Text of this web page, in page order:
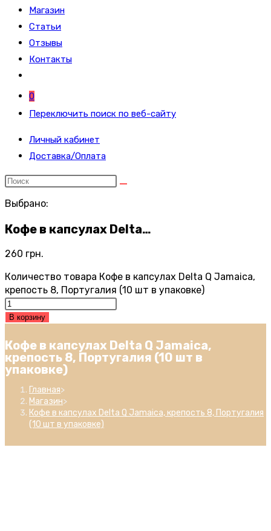
Магазин
Статьи
Отзывы
Контакты
0
Переключить поиск по веб-сайту
Личный кабинет
Доставка/Оплата
Выбрано:
Кофе в капсулах Delta…
260 грн.
Количество товара Кофе в капсулах Delta Q Jamaica,
крепость 8, Португалия (10 шт в упаковке)
В корзину
Кофе в капсулах Delta Q Jamaica,
крепость 8, Португалия (10 шт в
упаковке)
Главная>
Магазин>
Кофе в капсулах Delta Q Jamaica, крепость 8, Португалия
(10 шт в упаковке)